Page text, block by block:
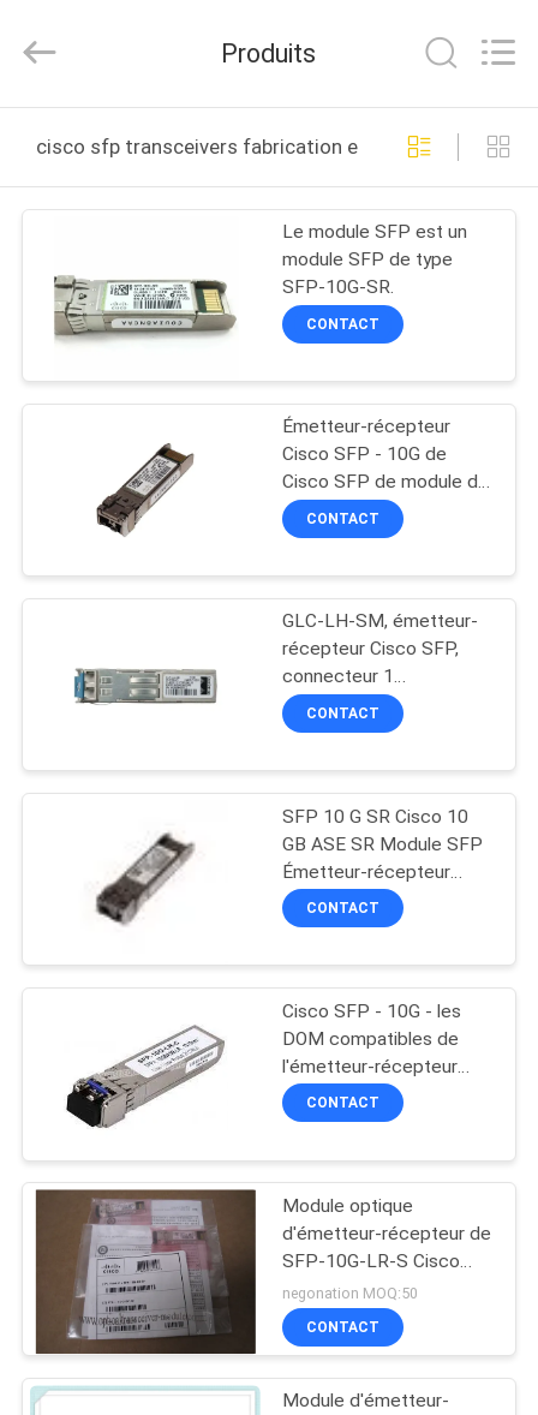
MAISON
PRODUITS
PROPOS
CONTRÔLE
QUALITÉ
NOUS
CONTACTER
NOUVELLES
LES
AFFAIRES
PLAN
DU
SITE
Equipment
Rights
Produits
cisco sfp transceivers fabrication en ligne
Le module SFP est un
module SFP de type
SFP-10G-SR.
CONTACT
Émetteur-récepteur
Cisco SFP - 10G de
Cisco SFP de module de
Cisco SFP-10G-SR
10GBASE-SR SFP - SR
CONTACT
GLC-LH-SM, émetteur-
récepteur Cisco SFP,
connecteur 1
Gbit/s/LC/mode unique
CONTACT
SFP 10 G SR Cisco 10
GB ASE SR Module SFP
Émetteur-récepteur
Cisco SFP
CONTACT
Cisco SFP - 10G - les
DOM compatibles de
l'émetteur-récepteur
SMF 1310nm 10km LC
de la LR TAA 10GBase-
CONTACT
Module optique
d'émetteur-récepteur de
SFP-10G-LR-S Cisco
pour le cabinet de
câblage de centre de
traitement des
negonation MOQ:50
CONTACT
Module d'émetteur-